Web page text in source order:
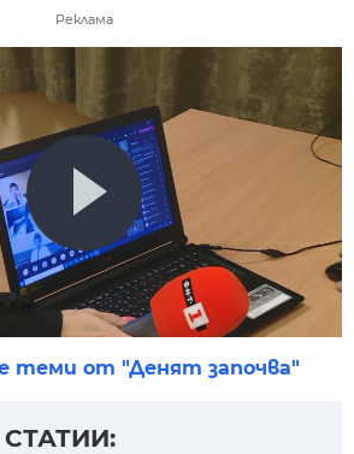
Реклама
теми от "Денят започва"